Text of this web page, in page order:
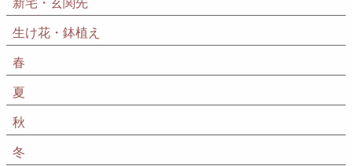
生け花・鉢植え
春
夏
秋
冬